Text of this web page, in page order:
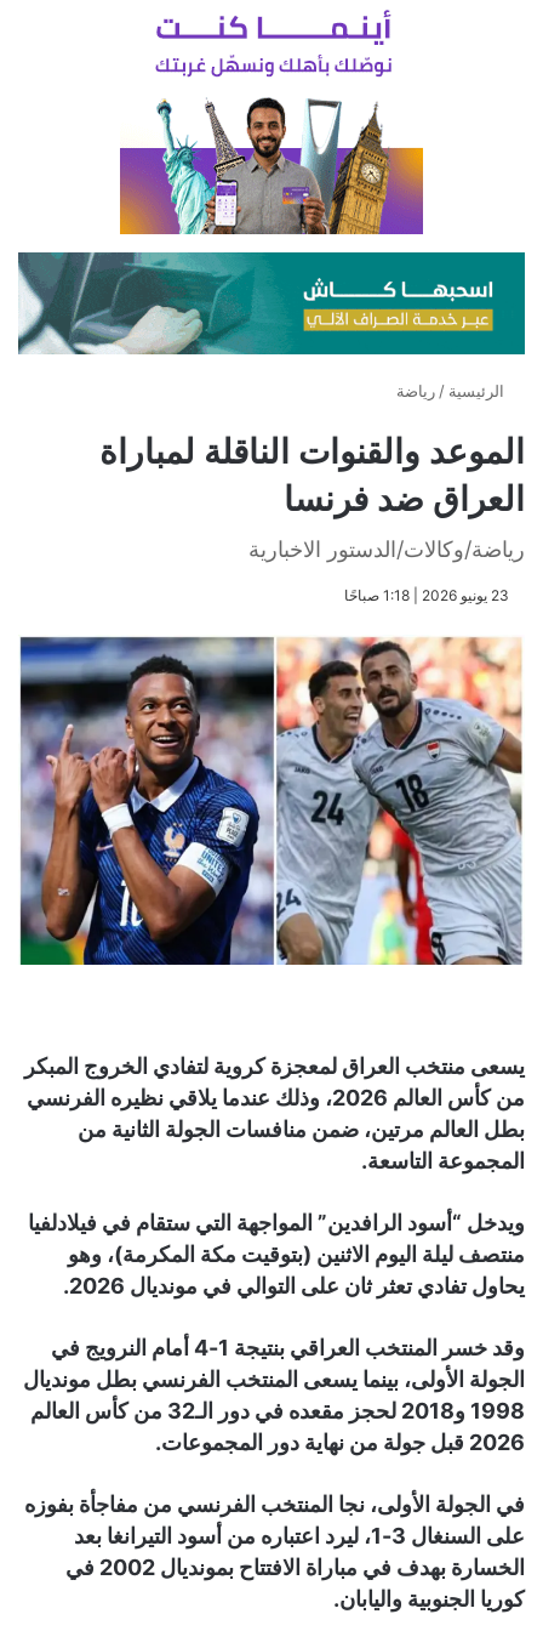
الرئيسية / رياضة
الموعد والقنوات الناقلة لمباراة
العراق ضد فرنسا
رياضة/وكالات/الدستور الاخبارية
​23 يونيو 2026 | 1:18 صباحًا
يسعى منتخب العراق لمعجزة كروية لتفادي الخروج المبكر
من كأس العالم 2026، وذلك عندما يلاقي نظيره الفرنسي
بطل العالم مرتين، ضمن منافسات الجولة الثانية من
المجموعة التاسعة.
ويدخل “أسود الرافدين” المواجهة التي ستقام في فيلادلفيا
منتصف ليلة اليوم الاثنين (بتوقيت مكة المكرمة)، وهو
يحاول تفادي تعثر ثان على التوالي في مونديال 2026.
وقد خسر المنتخب العراقي بنتيجة 1-4 أمام النرويج في
الجولة الأولى، بينما يسعى المنتخب الفرنسي بطل مونديال
1998 و2018 لحجز مقعده في دور الـ32 من كأس العالم
2026 قبل جولة من نهاية دور المجموعات.
في الجولة الأولى، نجا المنتخب الفرنسي من مفاجأة بفوزه
على السنغال 3-1، ليرد اعتباره من أسود التيرانغا بعد
الخسارة بهدف في مباراة الافتتاح بمونديال 2002 في
كوريا الجنوبية واليابان.